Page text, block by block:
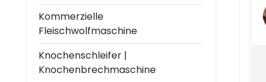
Kommerzielle
Fleischwolfmaschine
Knochenschleifer |
Knochenbrechmaschine